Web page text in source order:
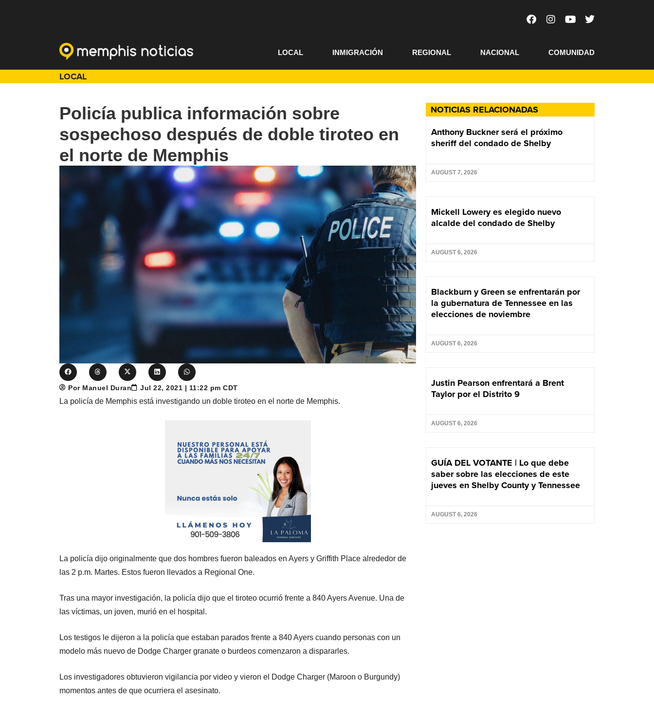
LOCAL INMIGRACIÓN REGIONAL NACIONAL COMUNIDAD
LOCAL
NOTICIAS RELACIONADAS
Anthony Buckner será el próximo
sheriff del condado de Shelby
AUGUST 7, 2026
Mickell Lowery es elegido nuevo
alcalde del condado de Shelby
AUGUST 6, 2026
Blackburn y Green se enfrentarán por
la gubernatura de Tennessee en las
elecciones de noviembre
AUGUST 6, 2026
Justin Pearson enfrentará a Brent
Taylor por el Distrito 9
AUGUST 6, 2026
GUÍA DEL VOTANTE | Lo que debe
saber sobre las elecciones de este
jueves en Shelby County y Tennessee
AUGUST 6, 2026
Policía publica información sobre
sospechoso después de doble tiroteo en
el norte de Memphis
Por Manuel Duran Jul 22, 2021 | 11:22 pm CDT
La policía de Memphis está investigando un doble tiroteo en el norte de Memphis.
La policía dijo originalmente que dos hombres fueron baleados en Ayers y Griffith Place alrededor de
las 2 p.m. Martes. Estos fueron llevados a Regional One.
Tras una mayor investigación, la policía dijo que el tiroteo ocurrió frente a 840 Ayers Avenue. Una de
las víctimas, un joven, murió en el hospital.
Los testigos le dijeron a la policía que estaban parados frente a 840 Ayers cuando personas con un
modelo más nuevo de Dodge Charger granate o burdeos comenzaron a dispararles.
Los investigadores obtuvieron vigilancia por video y vieron el Dodge Charger (Maroon o Burgundy)
momentos antes de que ocurriera el asesinato.